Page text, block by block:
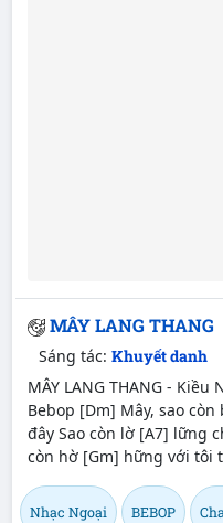
MÂY LANG THANG
Sáng tác: Khuyết danh
MÂY LANG THANG -
Bebop [Dm] Mây, sao
đây Sao còn lờ [A7] lững
còn hờ [Gm] hững với tôi
Nhạc Ngoại BEBOP